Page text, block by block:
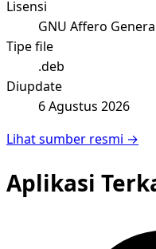
Lisensi
GNU Affero
Tipe file
.deb
Diupdate
6 Agustus 2026
Lihat sumber resmi →
Aplikasi